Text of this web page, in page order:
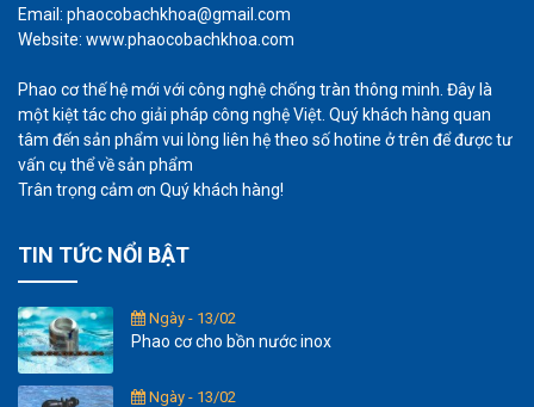
Email: phaocobachkhoa@gmail.com
Website: www.phaocobachkhoa.com
Phao cơ thế hệ mới với công nghệ chống tràn thông minh. Đây là
một kiệt tác cho giải pháp công nghệ Việt. Quý khách hàng quan
tâm đến sản phẩm vui lòng liên hệ theo số hotine ở trên để được tư
vấn cụ thể về sản phẩm
Trân trọng cảm ơn Quý khách hàng!
TIN TỨC NỔI BẬT
Ngày - 13/02
Phao cơ cho bồn nước inox
Ngày - 13/02